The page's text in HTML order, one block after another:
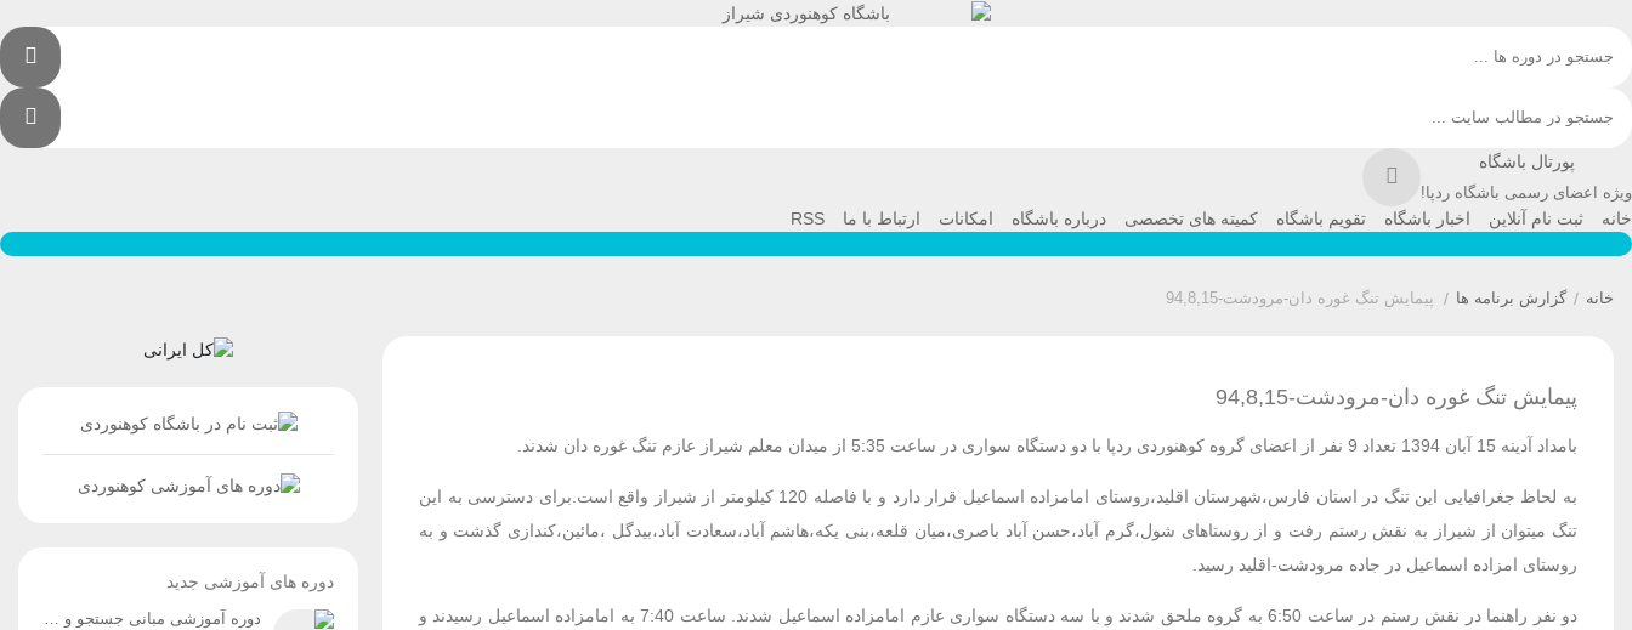
پورتال باشگاه
ویژه اعضای رسمی باشگاه ردپا!
خانه ثبت نام آنلاین اخبار باشگاه تقویم باشگاه کمیته های تخصصی درباره باشگاه امکانات ارتباط با ما RSS
خانه / گزارش برنامه ها / پیمایش تنگ غوره دان-مرودشت-94,8,15
پیمایش تنگ غوره دان-مرودشت-94,8,15
بامداد آدینه 15 آبان 1394 تعداد 9 نفر از اعضای گروه کوهنوردی ردپا با دو دستگاه سواری در ساعت 5:35 از میدان معلم شیراز عازم تنگ غوره دان شدند.
به لحاظ جغرافیایی این تنگ در استان فارس،شهرستان اقلید،روستای امامزاده اسماعیل قرار دارد و با فاصله 120 کیلومتر از شیراز واقع است.برای دسترسی به این
تنگ میتوان از شیراز به نقش رستم رفت و از روستاهای شول،گرم آباد،حسن آباد باصری،میان قلعه،بنی یکه،هاشم آباد،سعادت آباد،بیدگل ،مائین،کندازی گذشت و به
روستای امزاده اسماعیل در جاده مرودشت-اقلید رسید.
دو نفر راهنما در نقش رستم در ساعت 6:50 به گروه ملحق شدند و با سه دستگاه سواری عازم امامزاده اسماعیل شدند. ساعت 7:40 به امامزاده اسماعیل رسیدند و
دوره های آموزشی جدید
دوره آموزشی مبانی جستجو و نجات در کوهستان (ویژه آقایان و بانوان) زمان برگزاری: پنج‌شنبه و جمعه، ۸ و ۹ مردادماه